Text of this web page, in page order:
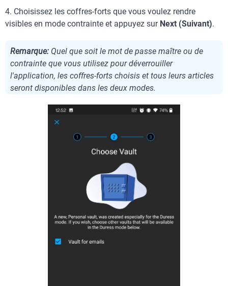
4. Choisissez les coffres-forts que vous voulez rendre
visibles en mode contrainte et appuyez sur Next (Suivant).
Remarque: Quel que soit le mot de passe maître ou de
contrainte que vous utilisez pour déverrouiller
l'application, les coffres-forts choisis et tous leurs articles
seront disponibles dans les deux modes.